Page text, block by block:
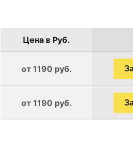
Цена в Руб.
от 1190 руб.
от 1190 руб.